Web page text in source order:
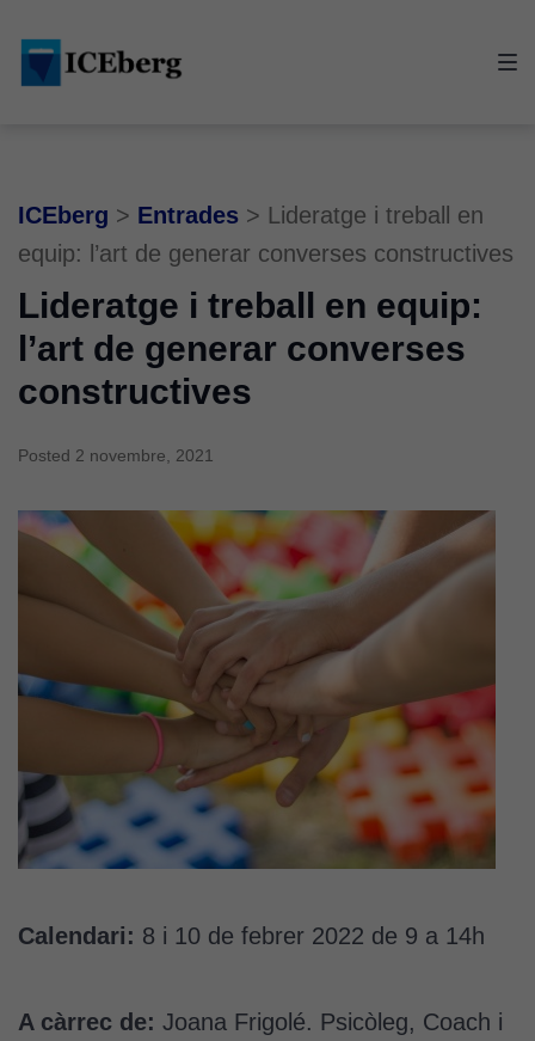
main
content
footer
ICEberg > Entrades > Lideratge i treball en
equip: l’art de generar converses constructives
Lideratge i treball en equip:
l’art de generar converses
constructives
Posted 2 novembre, 2021
Calendari: 8 i 10 de febrer 2022 de 9 a 14h
A càrrec de: Joana Frigolé. Psicòleg, Coach i